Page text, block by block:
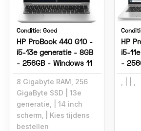
Conditie: Goed
HP ProBook 440 G10 -
i5-13e generatie - 8GB
- 256GB - Windows 11
8 Gigabyte RAM, 256
GigaByte SSD
13e
generatie,
14 inch
scherm,
Kies tijdens
bestellen
HP
i5-
-